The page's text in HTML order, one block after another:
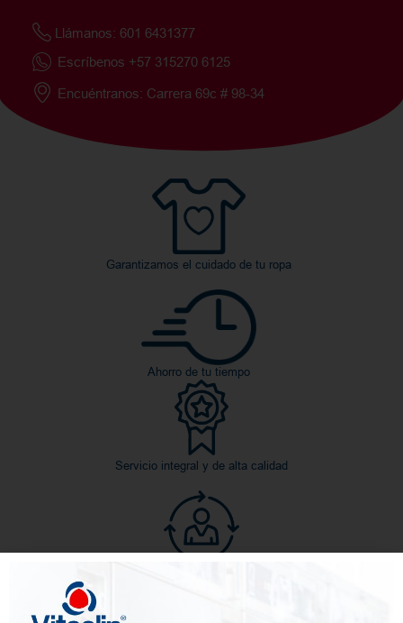
Llámanos: 601 6431377
Escríbenos +57 315270 6125
Encuéntranos: Carrera 69c # 98-34
Garantizamos el cuidado de tu ropa
Ahorro de tu tiempo
Servicio integral y de alta calidad